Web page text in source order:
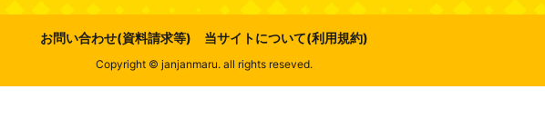
お問い合わせ(資料請求等) 当サイトについて(利用規約)
Copyright © janjanmaru. all rights reseved.